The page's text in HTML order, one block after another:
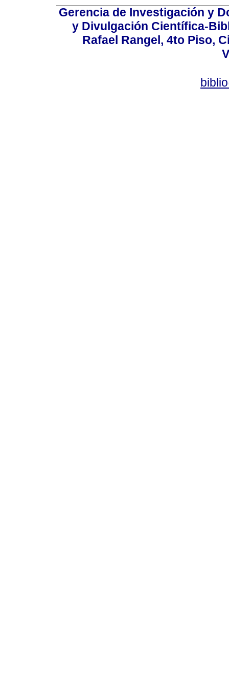
Gerencia de Investigación y
y Divulgación Científica-
Rafael Rangel, 4to Piso,